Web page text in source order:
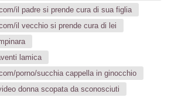
il padre si prende cura di sua figlia
il vecchio si prende cura di lei
lamica
porno/succhia cappella in ginocchio
donna scopata da sconosciuti